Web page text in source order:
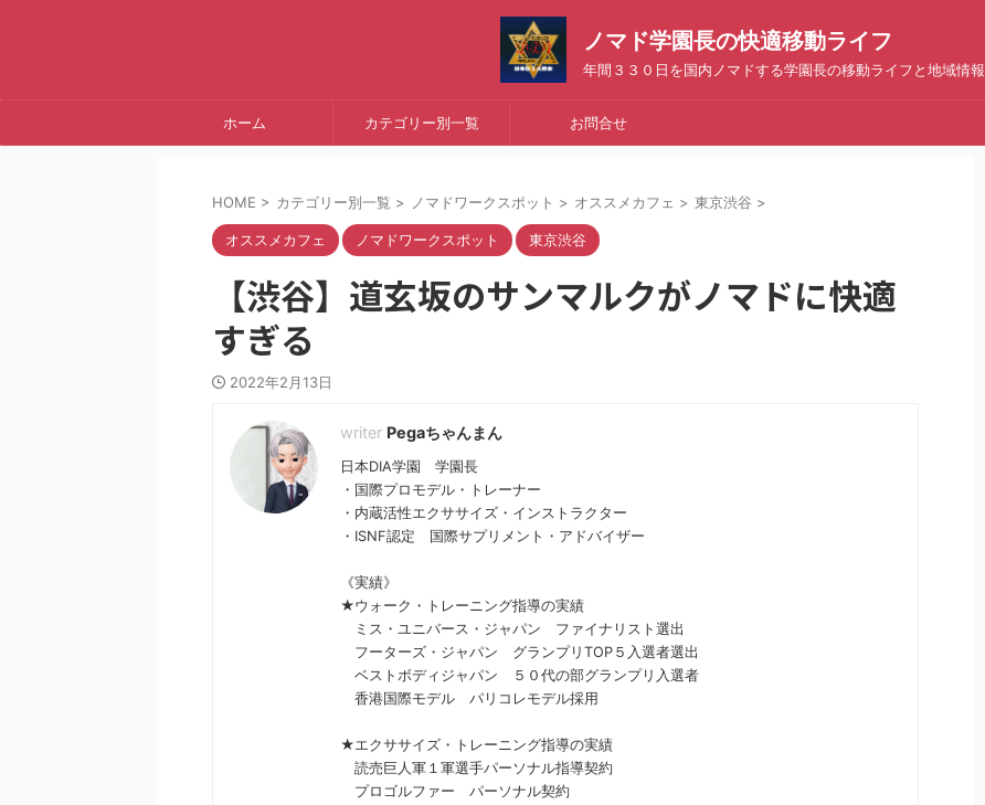
ノマド学園長の快適移動ライフ
年間３３０日を国内ノマドする学園長の移動ライフと地域情報
ホーム カテゴリー別一覧 お問合せ
HOME > カテゴリー別一覧 > ノマドワークスポット > オススメカフェ > 東京渋谷 >
オススメカフェ ノマドワークスポット 東京渋谷
【渋谷】道玄坂のサンマルクがノマドに快適
すぎる
2022年2月13日
Pegaちゃんまん
日本DIA学園 学園長
・国際プロモデル・トレーナー
・内蔵活性エクササイズ・インストラクター
・ISNF認定 国際サプリメント・アドバイザー
《実績》
★ウォーク・トレーニング指導の実績
ミス・ユニバース・ジャパン ファイナリスト選出
フーターズ・ジャパン グランプリTOP５入選者選出
ベストボディジャパン ５０代の部グランプリ入選者
香港国際モデル パリコレモデル採用
★エクササイズ・トレーニング指導の実績
読売巨人軍１軍選手パーソナル指導契約
プロゴルファー パーソナル契約